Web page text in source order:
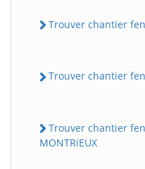
Trouver chantier
Trouver chantier
Trouver chantier
MONTRiEUX